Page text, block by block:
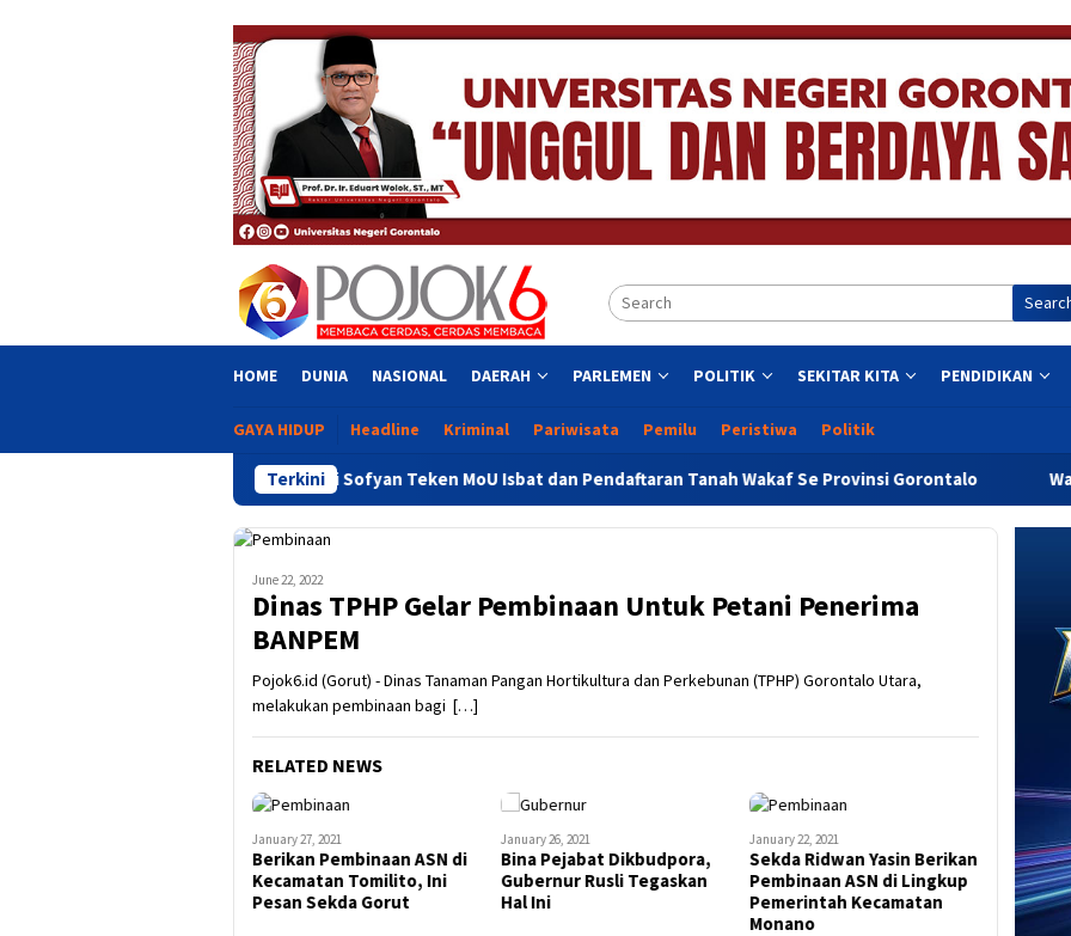
HOME DUNIA NASIONAL DAERAH PARLEMEN POLITIK SEKITAR KITA PENDIDIKAN
GAYA HIDUP Headline Kriminal Pariwisata Pemilu Peristiwa Politik
Terkini
Bupati Sofyan Teken MoU Isbat dan Pendaftaran Tanah Wakaf Se Provinsi Gorontalo Wagub Idah
June 22, 2022
Dinas TPHP Gelar Pembinaan Untuk Petani Penerima
BANPEM
Pojok6.id (Gorut) - Dinas Tanaman Pangan Hortikultura dan Perkebunan (TPHP) Gorontalo Utara,
melakukan pembinaan bagi […]
RELATED NEWS
January 27, 2021
Berikan Pembinaan ASN di
Kecamatan Tomilito, Ini
Pesan Sekda Gorut
January 26, 2021
Bina Pejabat Dikbudpora,
Gubernur Rusli Tegaskan
Hal Ini
January 22, 2021
Sekda Ridwan Yasin Berikan
Pembinaan ASN di Lingkup
Pemerintah Kecamatan
Monano